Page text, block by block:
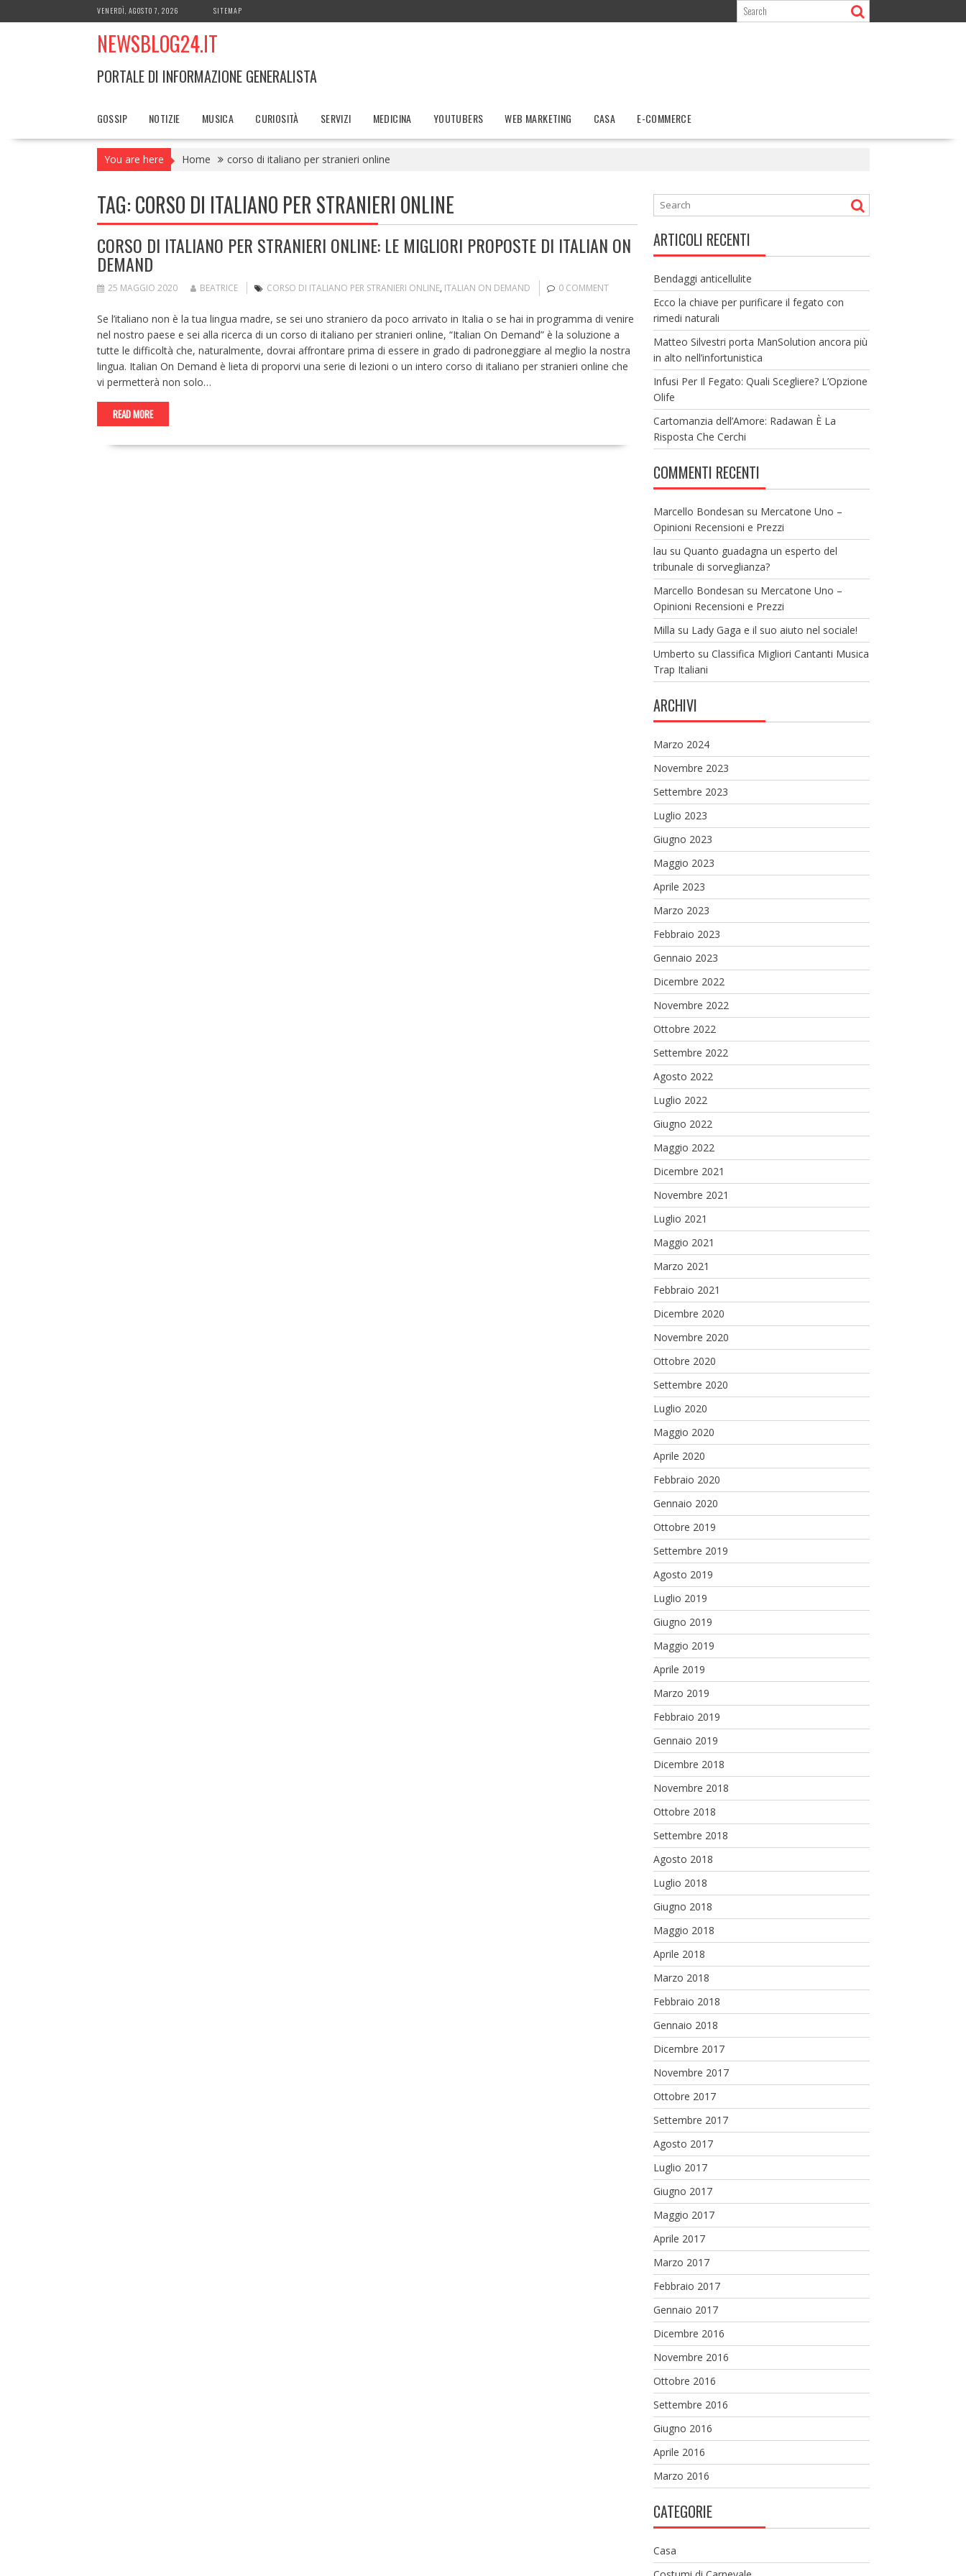
to
VENERDÌ, AGOSTO 7, 2026 SITEMAP
NEWSBLOG24.IT
PORTALE DI INFORMAZIONE GENERALISTA
GOSSIP NOTIZIE MUSICA CURIOSITÀ SERVIZI MEDICINA YOUTUBERS WEB MARKETING CASA E-COMMERCE
You are here Home corso di italiano per stranieri online
TAG:CORSO DI ITALIANO PER STRANIERI ONLINE
CORSO DI ITALIANO PER STRANIERI ONLINE: LE MIGLIORI PROPOSTE DI ITALIAN ON
DEMAND
25 MAGGIO 2020 BEATRICE CORSO DI ITALIANO PER STRANIERI ONLINE, ITALIAN ON DEMAND 0 COMMENT
Se l’italiano non è la tua lingua madre, se sei uno straniero da poco arrivato in Italia o se hai in programma di venire
nel nostro paese e sei alla ricerca di un corso di italiano per stranieri online, “Italian On Demand” è la soluzione a
tutte le difficoltà che, naturalmente, dovrai affrontare prima di essere in grado di padroneggiare al meglio la nostra
lingua. Italian On Demand è lieta di proporvi una serie di lezioni o un intero corso di italiano per stranieri online che
vi permetterà non solo…
READ MORE
ARTICOLI RECENTI
Bendaggi anticellulite
Ecco la chiave per purificare il fegato con
rimedi naturali
Matteo Silvestri porta ManSolution ancora più
in alto nell’infortunistica
Infusi Per Il Fegato: Quali Scegliere? L’Opzione
Olife
Cartomanzia dell’Amore: Radawan È La
Risposta Che Cerchi
COMMENTI RECENTI
Marcello Bondesan su Mercatone Uno –
Opinioni Recensioni e Prezzi
lau su Quanto guadagna un esperto del
tribunale di sorveglianza?
Marcello Bondesan su Mercatone Uno –
Opinioni Recensioni e Prezzi
Milla su Lady Gaga e il suo aiuto nel sociale!
Umberto su Classifica Migliori Cantanti Musica
Trap Italiani
ARCHIVI
Marzo 2024
Novembre 2023
Settembre 2023
Luglio 2023
Giugno 2023
Maggio 2023
Aprile 2023
Marzo 2023
Febbraio 2023
Gennaio 2023
Dicembre 2022
Novembre 2022
Ottobre 2022
Settembre 2022
Agosto 2022
Luglio 2022
Giugno 2022
Maggio 2022
Dicembre 2021
Novembre 2021
Luglio 2021
Maggio 2021
Marzo 2021
Febbraio 2021
Dicembre 2020
Novembre 2020
Ottobre 2020
Settembre 2020
Luglio 2020
Maggio 2020
Aprile 2020
Febbraio 2020
Gennaio 2020
Ottobre 2019
Settembre 2019
Agosto 2019
Luglio 2019
Giugno 2019
Maggio 2019
Aprile 2019
Marzo 2019
Febbraio 2019
Gennaio 2019
Dicembre 2018
Novembre 2018
Ottobre 2018
Settembre 2018
Agosto 2018
Luglio 2018
Giugno 2018
Maggio 2018
Aprile 2018
Marzo 2018
Febbraio 2018
Gennaio 2018
Dicembre 2017
Novembre 2017
Ottobre 2017
Settembre 2017
Agosto 2017
Luglio 2017
Giugno 2017
Maggio 2017
Aprile 2017
Marzo 2017
Febbraio 2017
Gennaio 2017
Dicembre 2016
Novembre 2016
Ottobre 2016
Settembre 2016
Giugno 2016
Aprile 2016
Marzo 2016
CATEGORIE
Casa